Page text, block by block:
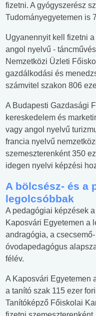
fizetni. A gyógyszerész
Tudományegyetemen is
Ugyanennyit kell fizetni
angol nyelvű -
Nemzetközi Üzleti
gazdálkodási és
számvitel szakon 806
A Budapesti Gazdasági
kereskedelem és
vagy angol nyelvű
francia nyelvű
szemeszterenként 350
idegen nyelvi képzési
A bölcsész- és a
legolcsóbbak
A pedagógiai képzések
Kaposvári Egyetemen a
andragógia, a
óvodapedagógus
félév.
A Kaposvári Egyetemen
a tanító szak 115 ezer
Tanítóképző Főiskolai